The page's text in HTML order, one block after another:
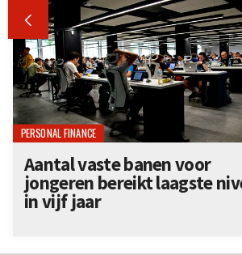

PERSONAL FINANCE
Aantal vaste banen voor
jongeren bereikt laagste
in vijf jaar